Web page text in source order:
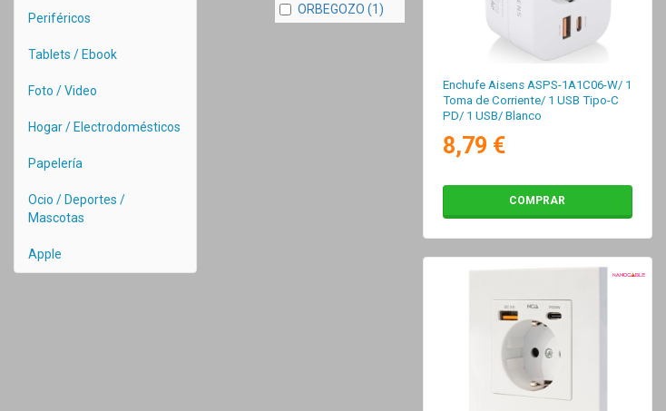
Periféricos
Tablets / Ebook
Foto / Video
Hogar / Electrodomésticos
Papelería
Ocio / Deportes /
Mascotas
Apple
ORBEGOZO (1)
Enchufe Aisens ASPS-1A1C06-W/ 1
Toma de Corriente/ 1 USB Tipo-C
PD/ 1 USB/ Blanco
8,79 €
COMPRAR